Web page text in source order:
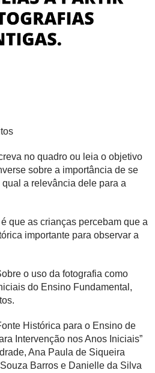
no quadro ou leia o objetivo
sobre a importância de se
a relevância dele para a
que as crianças percebam que a
importante para observar a
o uso da fotografia como
do Ensino Fundamental,
Histórica para o Ensino de
Intervenção nos Anos Iniciais”
Ana Paula de Siqueira
Barros e Danielle da Silva